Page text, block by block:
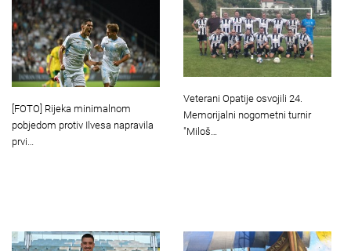
[FOTO] Rijeka minimalnom
pobjedom protiv Ilvesa napravila
prvi…
Veterani Opatije osvojili 24.
Memorijalni nogometni turnir
"Miloš…